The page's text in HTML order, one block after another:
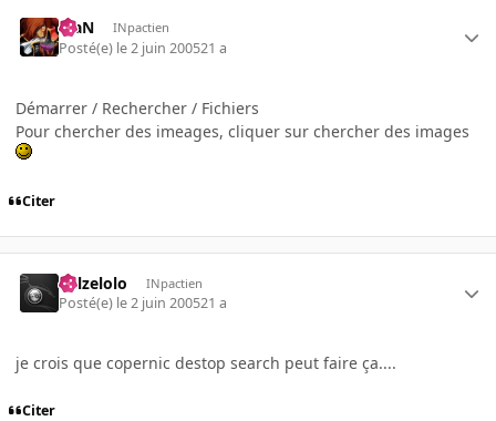
KiaN INpactien
Posté(e) le 2 juin 200521 a
Démarrer / Rechercher / Fichiers
Pour chercher des imeages, cliquer sur chercher des images
Citer
killzelolo INpactien
Posté(e) le 2 juin 200521 a
je crois que copernic destop search peut faire ça....
Citer